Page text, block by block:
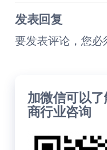
章
发表回复
要发表评论，您必
加微信可以
商行业咨询